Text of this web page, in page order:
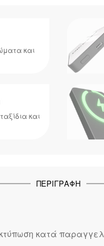
και
και
ΠΕΡΙΓΡΑΦΉ
κατά